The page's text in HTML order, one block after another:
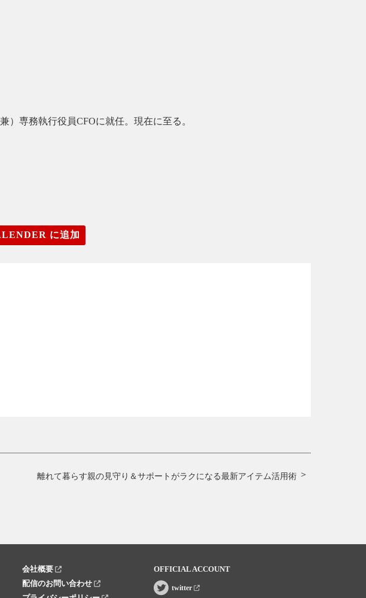
）専務執行役員CFOに就任。現在に至る。
に追加
離れて暮らす親の見守り＆サポートがラクになる最新アイテム活用術
会社概要
配信のお問い合わせ
OFFICIAL ACCOUNT
twitter